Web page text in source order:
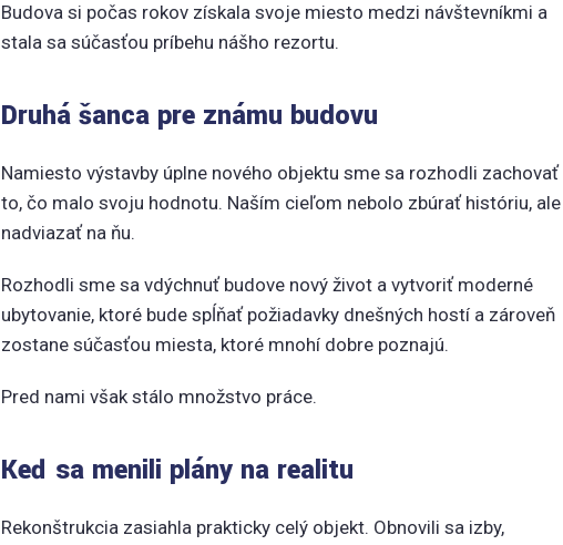
Budova si počas rokov získala svoje miesto medzi návštevníkmi a
stala sa súčasťou príbehu nášho rezortu.
Druhá šanca pre známu budovu
Namiesto výstavby úplne nového objektu sme sa rozhodli zachovať
to, čo malo svoju hodnotu. Naším cieľom nebolo zbúrať históriu, ale
nadviazať na ňu.
Rozhodli sme sa vdýchnuť budove nový život a vytvoriť moderné
ubytovanie, ktoré bude spĺňať požiadavky dnešných hostí a zároveň
zostane súčasťou miesta, ktoré mnohí dobre poznajú.
Pred nami však stálo množstvo práce.
Keď sa menili plány na realitu
Rekonštrukcia zasiahla prakticky celý objekt. Obnovili sa izby,